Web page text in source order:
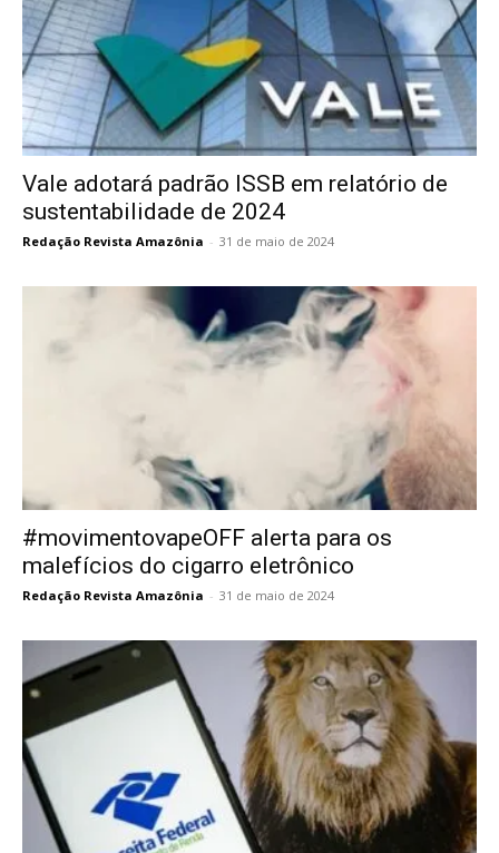
Vale adotará padrão ISSB em relatório de
sustentabilidade de 2024
Redação Revista Amazônia - 31 de maio de 2024
#movimentovapeOFF alerta para os
malefícios do cigarro eletrônico
Redação Revista Amazônia - 31 de maio de 2024